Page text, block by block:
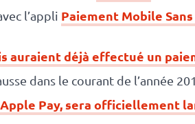
l’appli Paiement Mobile
auraient déjà effectué un
dans le courant de l’année
Pay, sera officiellement